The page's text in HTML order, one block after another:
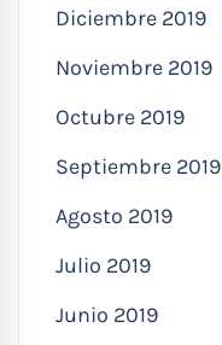
Diciembre 2019
Noviembre 2019
Octubre 2019
Septiembre 2019
Agosto 2019
Julio 2019
Junio 2019